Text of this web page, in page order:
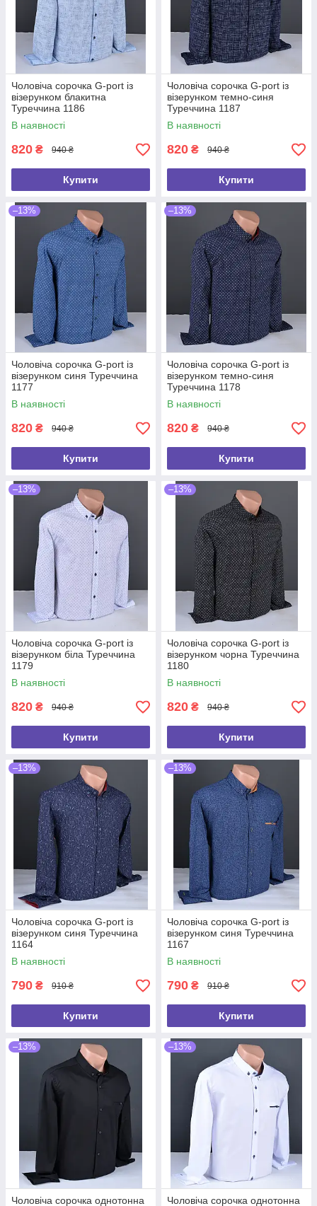
Чоловіча сорочка G-port із
візерунком блакитна
Туреччина 1186
В наявності
820 ₴ 940 ₴
Купити
Чоловіча сорочка G-port із
візерунком темно-синя
Туреччина 1187
В наявності
820 ₴ 940 ₴
Купити
–13%
Чоловіча сорочка G-port із
візерунком синя Туреччина
1177
В наявності
820 ₴ 940 ₴
Купити
–13%
Чоловіча сорочка G-port із
візерунком темно-синя
Туреччина 1178
В наявності
820 ₴ 940 ₴
Купити
–13%
Чоловіча сорочка G-port із
візерунком біла Туреччина
1179
В наявності
820 ₴ 940 ₴
Купити
–13%
Чоловіча сорочка G-port із
візерунком чорна Туреччина
1180
В наявності
820 ₴ 940 ₴
Купити
–13%
Чоловіча сорочка G-port із
візерунком синя Туреччина
1164
В наявності
790 ₴ 910 ₴
Купити
–13%
Чоловіча сорочка G-port із
візерунком синя Туреччина
1167
В наявності
790 ₴ 910 ₴
Купити
–13%
Чоловіча сорочка однотонна
–13%
Чоловіча сорочка однотонна